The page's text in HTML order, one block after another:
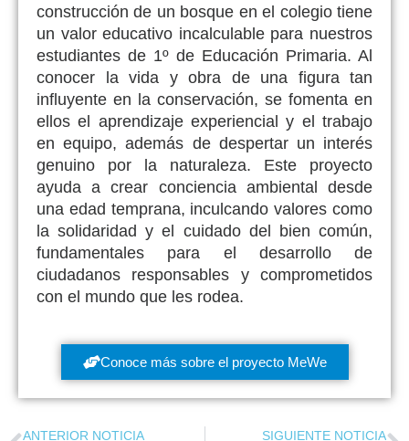
construcción de un bosque en el colegio tiene
un valor educativo incalculable para nuestros
estudiantes de 1º de Educación Primaria. Al
conocer la vida y obra de una figura tan
influyente en la conservación, se fomenta en
ellos el aprendizaje experiencial y el trabajo
en equipo, además de despertar un interés
genuino por la naturaleza. Este proyecto
ayuda a crear conciencia ambiental desde
una edad temprana, inculcando valores como
la solidaridad y el cuidado del bien común,
fundamentales para el desarrollo de
ciudadanos responsables y comprometidos
con el mundo que les rodea.
Conoce más sobre el proyecto MeWe
ANTERIOR NOTICIA SIGUIENTE NOTICIA